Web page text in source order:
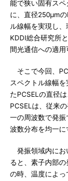
能で狭い固有ス
に、直径250μm
ル線幅を実現し
KDDI総合研究所
間光通信への適用
そこで今回、
スペクトル線幅
たPCSELの直径
PCSELは、従来
一の周波数で発
波数分布を均一に
発振領域内にお
ると、素子内部
の時、温度によ